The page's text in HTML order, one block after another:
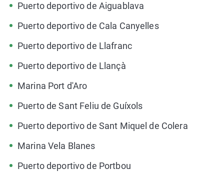
Puerto deportivo de Aiguablava
Puerto deportivo de Cala Canyelles
Puerto deportivo de Llafranc
Puerto deportivo de Llançà
Marina Port d'Aro
Puerto de Sant Feliu de Guíxols
Puerto deportivo de Sant Miquel de Colera
Marina Vela Blanes
Puerto deportivo de Portbou